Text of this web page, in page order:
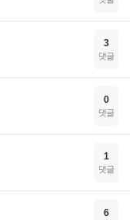
3
댓글
0
댓글
1
댓글
6